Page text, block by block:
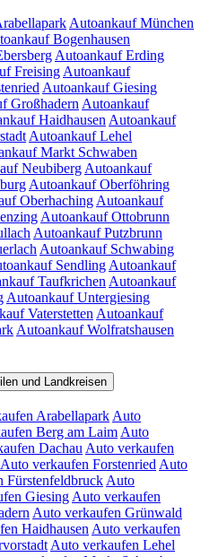
Autoankauf München
Bogenhausen
Autoankauf Erding
Freising Autoankauf
Autoankauf Giesing
Großhadern Autoankauf
Haidhausen Autoankauf
Autoankauf Lehel
Markt Schwaben
Neubiberg Autoankauf
Autoankauf Oberföhring
Oberhaching Autoankauf
Autoankauf Ottobrunn
Autoankauf Putzbrunn
Autoankauf Schwabing
Sendling Autoankauf
Taufkrichen Autoankauf
Autoankauf Untergiesing
Vaterstetten Autoankauf
Autoankauf Wolfratshausen
und Landkreisen
Arabellapark Auto
Berg am Laim Auto
Dachau Auto verkaufen
Auto verkaufen Forstenried Auto
Fürstenfeldbruck Auto
Giesing Auto verkaufen
Auto verkaufen Grünwald
Haidhausen Auto verkaufen
Auto verkaufen Lehel